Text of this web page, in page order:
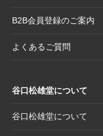
2025.8.19
【新商
ダー受
2025.6.11
【新商
B2B会員登録のご案内
よくあるご質問
谷口松雄堂について
谷口松雄堂について